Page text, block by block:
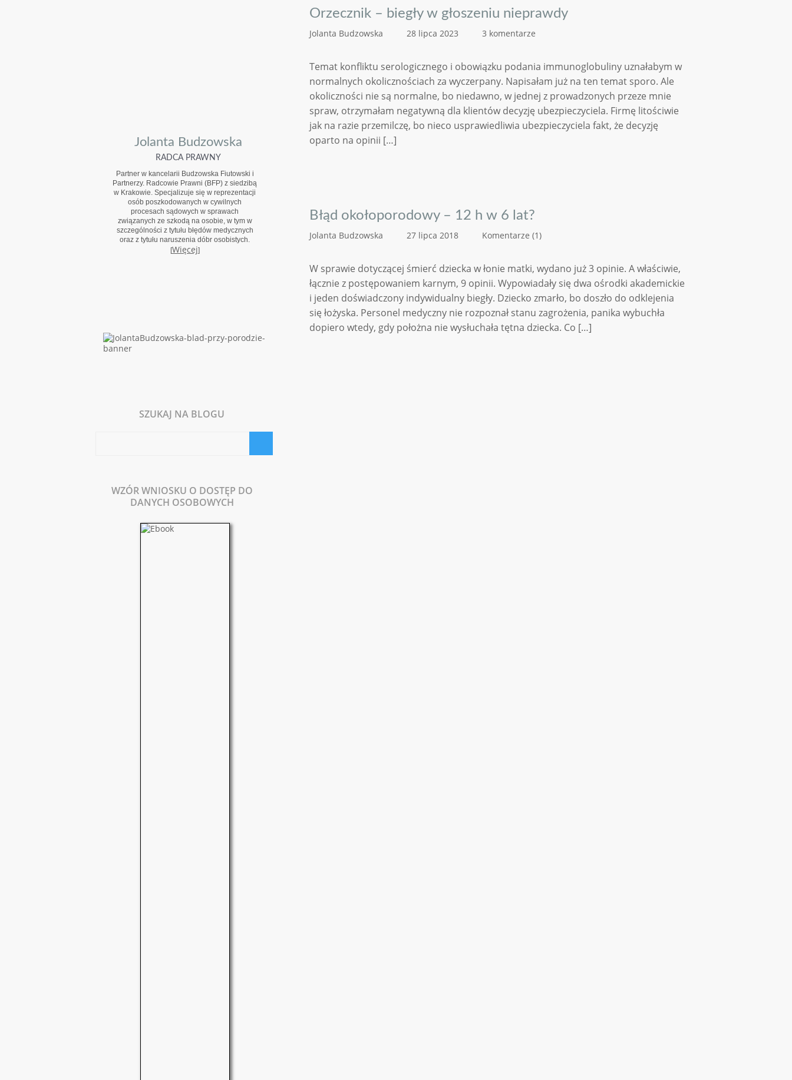
Orzecznik – biegły w głoszeniu nieprawdy
Jolanta Budzowska 28 lipca 2023 3 komentarze
Temat konfliktu serologicznego i obowiązku podania immunoglobuliny uznałabym w
normalnych okolicznościach za wyczerpany. Napisałam już na ten temat sporo. Ale
okoliczności nie są normalne, bo niedawno, w jednej z prowadzonych przeze mnie
spraw, otrzymałam negatywną dla klientów decyzję ubezpieczyciela. Firmę litościwie
jak na razie przemilczę, bo nieco usprawiedliwia ubezpieczyciela fakt, że decyzję
oparto na opinii […]
Błąd okołoporodowy – 12 h w 6 lat?
Jolanta Budzowska 27 lipca 2018 Komentarze (1)
W sprawie dotyczącej śmierć dziecka w łonie matki, wydano już 3 opinie. A właściwie,
łącznie z postępowaniem karnym, 9 opinii. Wypowiadały się dwa ośrodki akademickie
i jeden doświadczony indywidualny biegły. Dziecko zmarło, bo doszło do odklejenia
się łożyska. Personel medyczny nie rozpoznał stanu zagrożenia, panika wybuchła
dopiero wtedy, gdy położna nie wysłuchała tętna dziecka. Co […]
Jolanta Budzowska
RADCA PRAWNY
Partner w kancelarii Budzowska Fiutowski i
Partnerzy. Radcowie Prawni (BFP) z siedzibą
w Krakowie. Specjalizuje się w reprezentacji
osób poszkodowanych w cywilnych
procesach sądowych w sprawach
związanych ze szkodą na osobie, w tym w
szczególności z tytułu błędów medycznych
oraz z tytułu naruszenia dóbr osobistych.
[Więcej]
SZUKAJ NA BLOGU
WZÓR WNIOSKU O DOSTĘP DO
DANYCH OSOBOWYCH